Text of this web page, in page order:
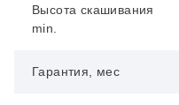
Высота скашивания
min.
Гарантия, мес